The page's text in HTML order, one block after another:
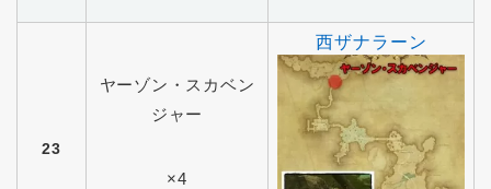
23
ヤーゾン・スカベン
ジャー
×4
西ザナラーン